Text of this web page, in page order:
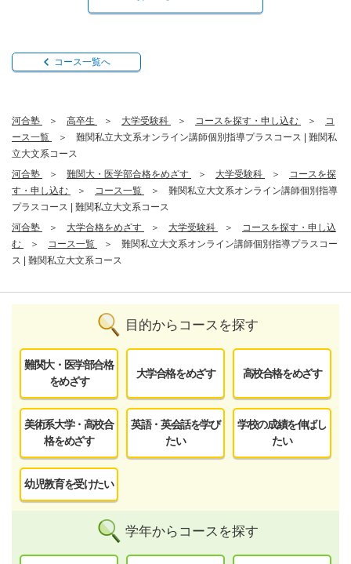
コース一覧へ
河合塾 高卒生 大学受験科 コースを探す・申し込む
コ
ース一覧
難関私立大文系オンライン講師個別指導プラスコース | 難関私
立大文系コース
河合塾
難関大・医学部合格をめざす 大学受験科
コースを探
す・申し込む
コース一覧
難関私立大文系オンライン講師個別指導
プラスコース | 難関私立大文系コース
河合塾
大学合格をめざす 大学受験科
コースを探す・申し込
む
コース一覧
難関私立大文系オンライン講師個別指導プラスコー
ス | 難関私立大文系コース
目的からコースを探す
難関大・医学部合格
をめざす
大学合格をめざす 高校合格をめざす
美術系大学・高校合
格をめざす
英語・英会話を学び
たい
学校の成績を伸ばし
たい
幼児教育を受けたい
学年からコースを探す